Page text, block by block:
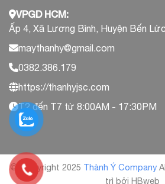
VPGD HCM:
Ấp 4, Xã Lương Bình, Huyện Bến
maythanhy@gmail.com
0382.386.179
https://thanhyjsc.com
T2 đến T7 từ 8:00AM - 17:30PM
© Copyright 2025 Thành Ý Company
trì bởi HBweb